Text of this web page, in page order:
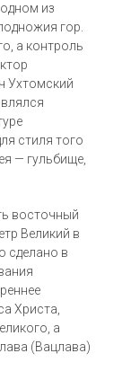
из
гор.
а контроль
Ухтомский
стиля того
— гульбище,
восточный
Великий в
сделано в
Христа,
а
(Вацлава)